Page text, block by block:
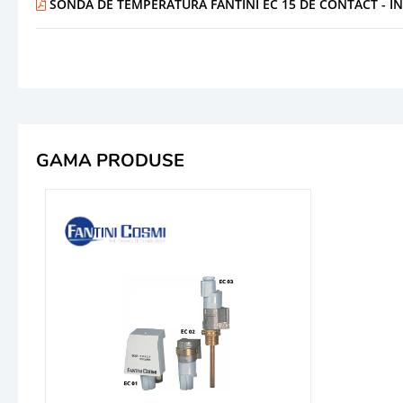
SONDA DE TEMPERATURA FANTINI EC 15 DE CONTACT -
GAMA PRODUSE